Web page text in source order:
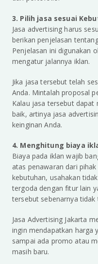
3. Pilih jasa sesuai
Jasa advertising harus
berikan penjelasan
Penjelasan ini digunakan
mengatur jalannya iklan.
Jika jasa tersebut telah
Anda. Mintalah proposal
Kalau jasa tersebut dapat
baik, artinya jasa
keinginan Anda.
4. Menghitung biaya
Biaya pada iklan wajib
atas penawaran dari
kebutuhan, usahakan
tergoda dengan fitur lain
tersebut sebenarnya tidak
Jasa Advertising Jakarta
ingin mendapatkan harga
sampai ada promo atau
masih baru.